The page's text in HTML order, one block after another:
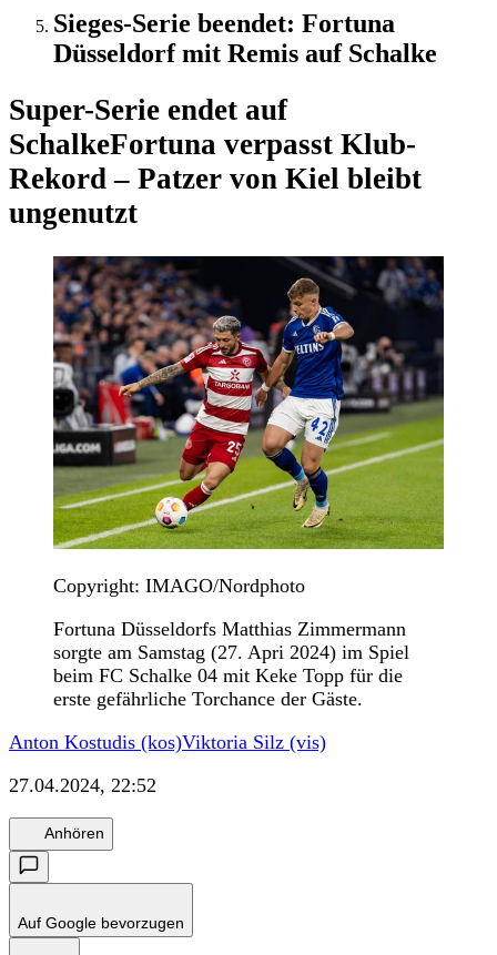
Sieges-Serie beendet: Fortuna
Düsseldorf mit Remis auf Schalke
Super-Serie endet auf
SchalkeFortuna verpasst Klub-
Rekord – Patzer von Kiel bleibt
ungenutzt
Copyright: IMAGO/Nordphoto
Fortuna Düsseldorfs Matthias Zimmermann
sorgte am Samstag (27. Apri 2024) im Spiel
beim FC Schalke 04 mit Keke Topp für die
erste gefährliche Torchance der Gäste.
Anton Kostudis (kos)Viktoria Silz (vis)
27.04.2024, 22:52
Anhören
Auf Google bevorzugen